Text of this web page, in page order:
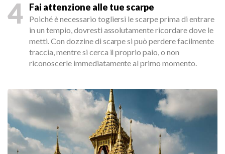
4 Fai attenzione alle tue scarpe
Poiché è necessario togliersi le scarpe prima di entrare
in un tempio, dovresti assolutamente ricordare dove le
metti. Con dozzine di scarpe si può perdere facilmente
traccia, mentre si cerca il proprio paio, o non
riconoscerle immediatamente al primo momento.